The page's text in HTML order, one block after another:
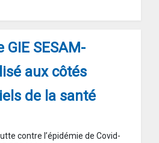
GIE SESAM-
aux côtés
de la santé
contre l’épidémie de Covid-